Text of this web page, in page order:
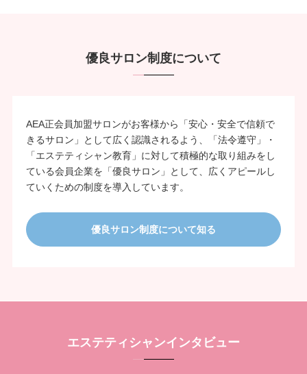
優良サロン制度について
AEA正会員加盟サロンがお客様から「安心・安全で信頼で
きるサロン」として広く認識されるよう、「法令遵守」・
「エステティシャン教育」に対して積極的な取り組みをし
ている会員企業を「優良サロン」として、広くアピールし
ていくための制度を導入しています。
優良サロン制度について知る
エステティシャンインタビュー